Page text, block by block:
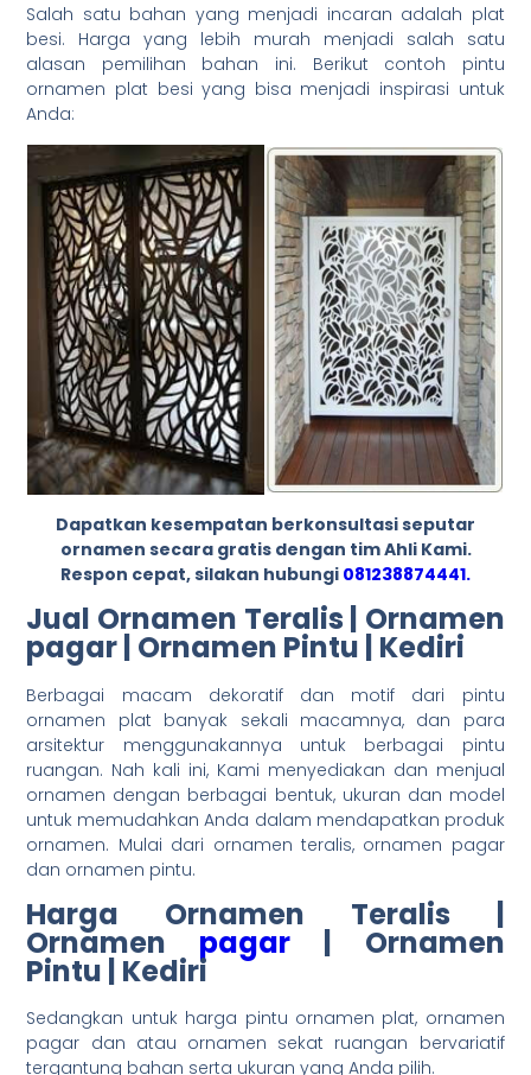
Salah satu bahan yang menjadi incaran adalah plat
besi. Harga yang lebih murah menjadi salah satu
alasan pemilihan bahan ini. Berikut contoh pintu
ornamen plat besi yang bisa menjadi inspirasi untuk
Anda:
Dapatkan kesempatan berkonsultasi seputar
ornamen secara gratis dengan tim Ahli Kami.
Respon cepat, silakan hubungi 081238874441.
Jual Ornamen Teralis | Ornamen
pagar | Ornamen Pintu | Kediri
Berbagai macam dekoratif dan motif dari pintu
ornamen plat banyak sekali macamnya, dan para
arsitektur menggunakannya untuk berbagai pintu
ruangan. Nah kali ini, Kami menyediakan dan menjual
ornamen dengan berbagai bentuk, ukuran dan model
untuk memudahkan Anda dalam mendapatkan produk
ornamen. Mulai dari ornamen teralis, ornamen pagar
dan ornamen pintu.
Harga Ornamen Teralis |
Ornamen pagar | Ornamen
Pintu | Kediri
Sedangkan untuk harga pintu ornamen plat, ornamen
pagar dan atau ornamen sekat ruangan bervariatif
tergantung bahan serta ukuran yang Anda pilih.